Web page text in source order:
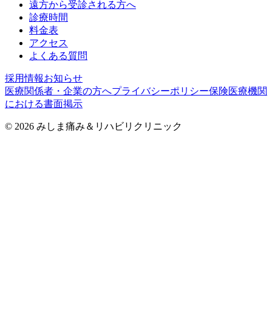
遠方から受診される方へ
診療時間
料金表
アクセス
よくある質問
採用情報お知らせ
医療関係者・企業の方へプライバシーポリシー保険医療機関
における書面掲示
© 2026 みしま痛み＆リハビリクリニック